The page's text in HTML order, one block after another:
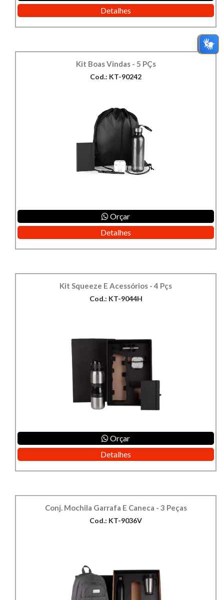
Detalhes
Kit Boas Vindas - 5 PÇs
Cod.: KT-90242
Orçar
Detalhes
Kit Squeeze E Acessórios - 4 Pçs
Cod.: KT-9044H
Orçar
Detalhes
Conj. Mochila Garrafa E Caneca - 3 Peças
Cod.: KT-9036V